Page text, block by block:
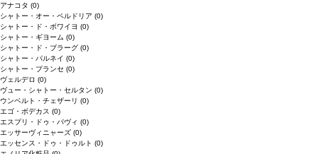
アナコタ (0)
シャトー・オー・ペルドリア (0)
シャトー・ド・ボワイヨ (0)
シャトー・ギヨーム (0)
シャトー・ド・ブラーグ (0)
シャトー・パルネイ (0)
シャトー・プランセ (0)
ヴェルデロ (0)
ヴュー・シャトー・セルタン (0)
ウンベルト・チェザーリ (0)
エゴ・ボデカス (0)
エスプリ・ドゥ・パヴィ (0)
エッサーヴィニャーズ (0)
エッセンス・ドゥ・ドゥルト (0)